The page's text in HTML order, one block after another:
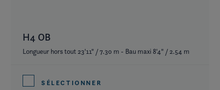
H4 OB
Longueur hors tout 23'11" / 7.30 m - Bau maxi 8'4" / 2.54 m
SÉLECTIONNER